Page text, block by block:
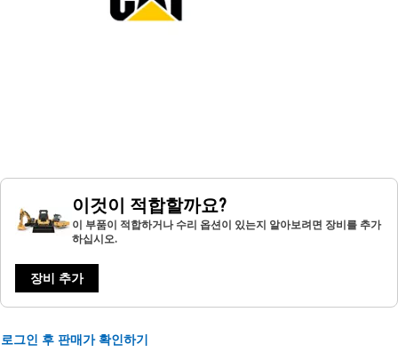
이것이 적합할까요?
이 부품이 적합하거나 수리 옵션이 있는지 알아보려면 장비를 추가
하십시오.
장비 추가
로그인 후 판매가 확인하기